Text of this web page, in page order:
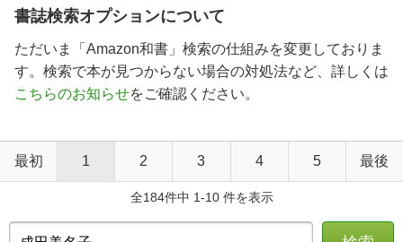
書誌検索オプションについて
ただいま「Amazon和書」検索の仕組みを変更しておりま
す。検索で本が見つからない場合の対処法など、詳しくは
こちらのお知らせをご確認ください。
最初 1 2 3 4 5 最後
全184件中 1-10 件を表示